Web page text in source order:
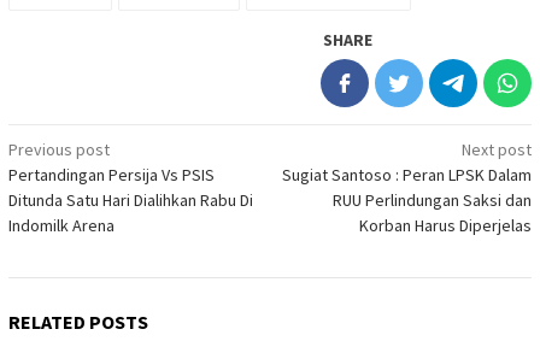
SHARE
Post
navigation
Previous post
Pertandingan Persija Vs PSIS
Ditunda Satu Hari Dialihkan Rabu Di
Indomilk Arena
Next post
Sugiat Santoso : Peran LPSK Dalam
RUU Perlindungan Saksi dan
Korban Harus Diperjelas
RELATED POSTS